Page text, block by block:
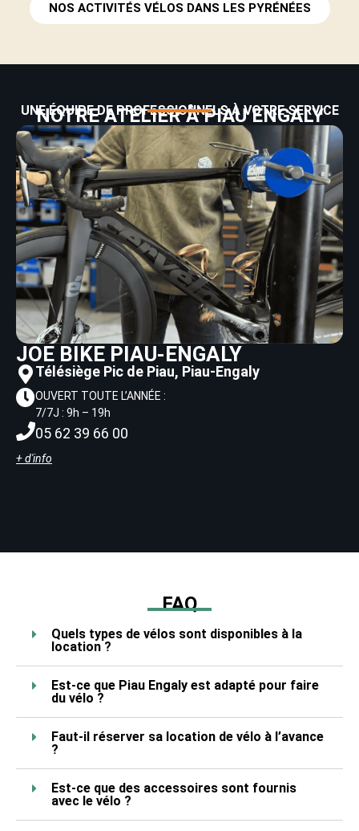
NOS ACTIVITÉS VÉLOS DANS LES PYRÉNÉES
NOTRE ATELIER À PIAU ENGALY
UNE ÉQUIPE DE PROFESSIONNELS À VOTRE SERVICE
JOE BIKE PIAU-ENGALY
Télésiège Pic de Piau, Piau-Engaly
OUVERT TOUTE L’ANNÉE :
7/7J : 9h – 19h
05 62 39 66 00
+ d'info
FAQ
Quels types de vélos sont disponibles à la
location ?
Est-ce que Piau Engaly est adapté pour faire
du vélo ?
Faut-il réserver sa location de vélo à l’avance
?
Est-ce que des accessoires sont fournis
avec le vélo ?